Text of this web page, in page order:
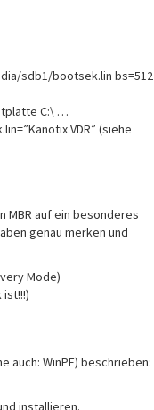
sdb1/bootsek.lin bs=512
C:\ …
VDR” (siehe
MBR auf ein besonderes
genau merken und
Mode)
auch: WinPE) beschrieben:
installieren.